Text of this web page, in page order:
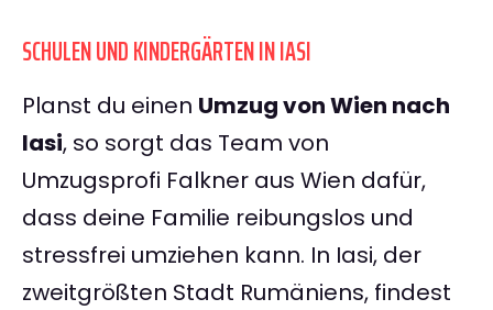
SCHULEN UND KINDERGÄRTEN IN IASI
Planst du einen Umzug von Wien nach
Iasi, so sorgt das Team von
Umzugsprofi Falkner aus Wien dafür,
dass deine Familie reibungslos und
stressfrei umziehen kann. In Iasi, der
zweitgrößten Stadt Rumäniens, findest